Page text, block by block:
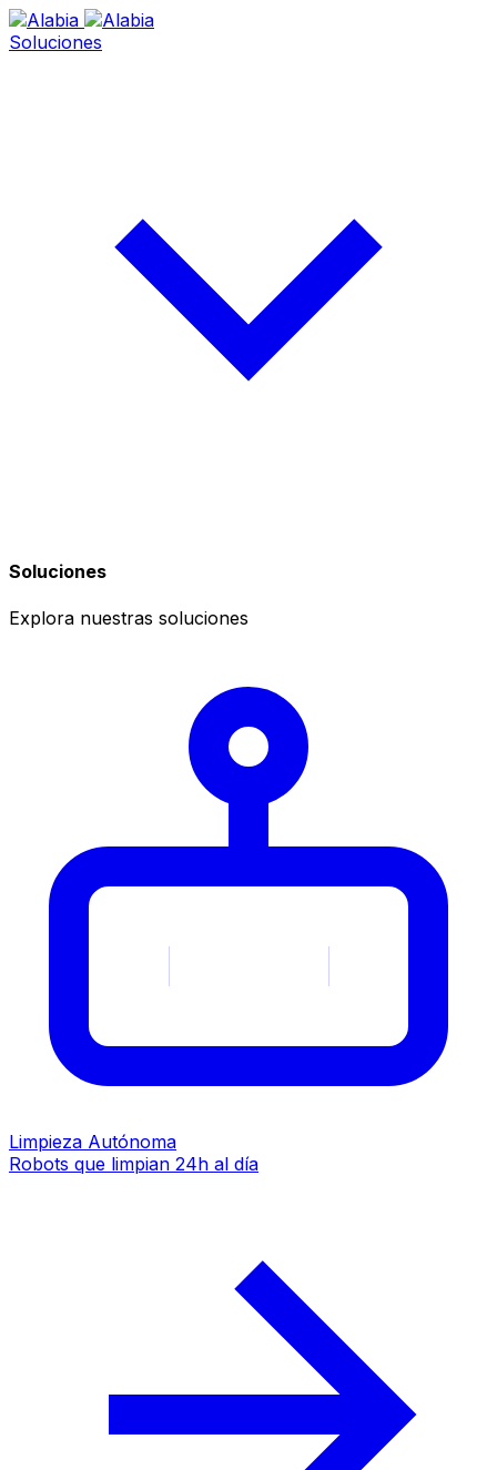
Soluciones
Soluciones
Explora nuestras soluciones
Limpieza Autónoma
Robots que limpian 24h al día